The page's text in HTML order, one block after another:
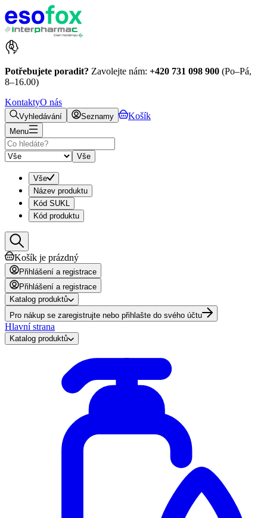
Potřebujete poradit? Zavolejte nám: +420 731 098 900 (Po–Pá,
8–16.00)
KontaktyO nás
Vyhledávání Seznamy Košík
Menu
Vše
Vše
Název produktu
Kód SUKL
Kód produktu
Košík je prázdný
Přihlášení a registrace
Přihlášení a registrace
Katalog produktů
Pro nákup se zaregistrujte nebo přihlašte do svého účtu
Hlavní strana
Katalog produktů